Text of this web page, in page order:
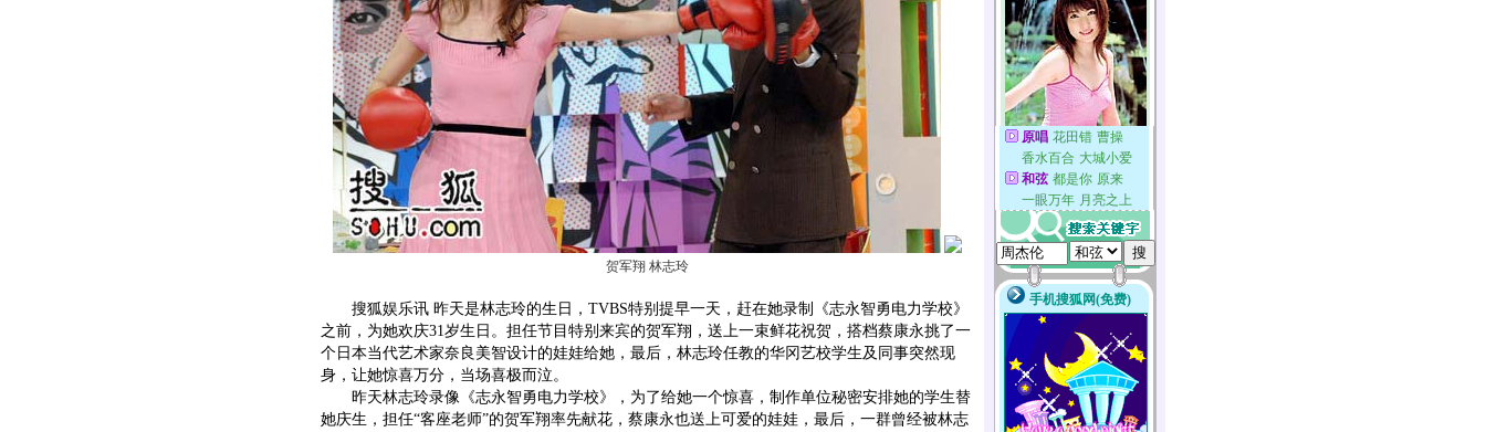
贺军翔 林志玲
搜狐娱乐讯 昨天是林志玲的生日，TVBS特别提早一天，赶在她录制《志永智勇电力学校》
之前，为她欢庆31岁生日。担任节目特别来宾的贺军翔，送上一束鲜花祝贺，搭档蔡康永挑了一
个日本当代艺术家奈良美智设计的娃娃给她，最后，林志玲任教的华冈艺校学生及同事突然现
身，让她惊喜万分，当场喜极而泣。
昨天林志玲录像《志永智勇电力学校》，为了给她一个惊喜，制作单位秘密安排她的学生替
她庆生，担任“客座老师”的贺军翔率先献花，蔡康永也送上可爱的娃娃，最后，一群曾经被林志